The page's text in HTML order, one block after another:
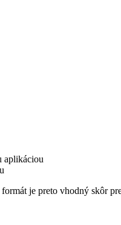
aplikáciou
je preto vhodný skôr